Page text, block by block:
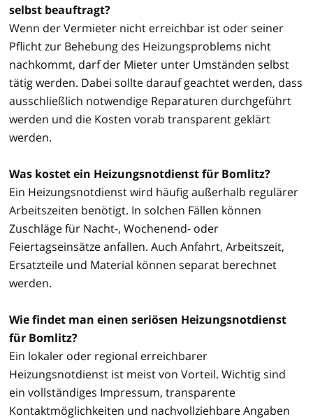
selbst beauftragt?
Wenn der Vermieter nicht erreichbar ist oder seiner
Pflicht zur Behebung des Heizungsproblems nicht
nachkommt, darf der Mieter unter Umständen selbst
tätig werden. Dabei sollte darauf geachtet werden, dass
ausschließlich notwendige Reparaturen durchgeführt
werden und die Kosten vorab transparent geklärt
werden.
Was kostet ein Heizungsnotdienst für Bomlitz?
Ein Heizungsnotdienst wird häufig außerhalb regulärer
Arbeitszeiten benötigt. In solchen Fällen können
Zuschläge für Nacht-, Wochenend- oder
Feiertagseinsätze anfallen. Auch Anfahrt, Arbeitszeit,
Ersatzteile und Material können separat berechnet
werden.
Wie findet man einen seriösen Heizungsnotdienst
für Bomlitz?
Ein lokaler oder regional erreichbarer
Heizungsnotdienst ist meist von Vorteil. Wichtig sind
ein vollständiges Impressum, transparente
Kontaktmöglichkeiten und nachvollziehbare Angaben